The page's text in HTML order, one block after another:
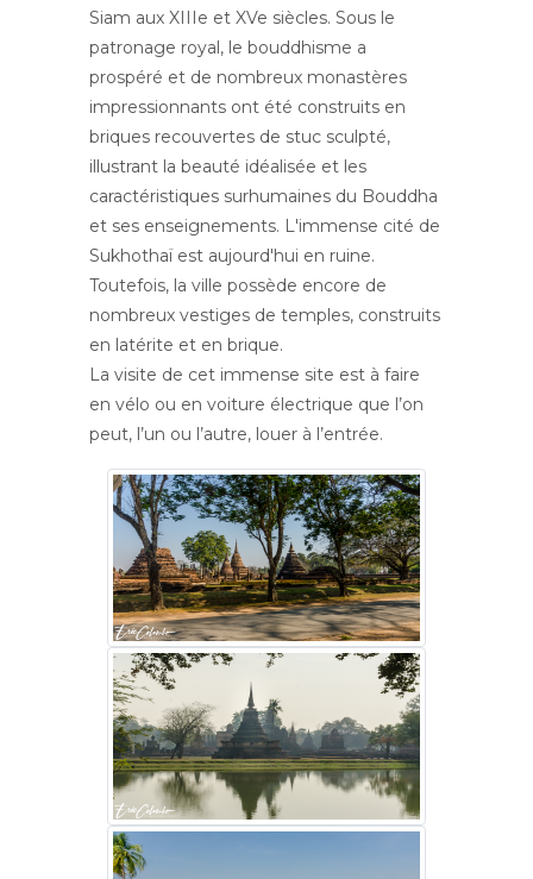
Siam aux XIIIe et XVe siècles. Sous le
patronage royal, le bouddhisme a
prospéré et de nombreux monastères
impressionnants ont été construits en
briques recouvertes de stuc sculpté,
illustrant la beauté idéalisée et les
caractéristiques surhumaines du Bouddha
et ses enseignements. L'immense cité de
Sukhothaï est aujourd'hui en ruine.
Toutefois, la ville possède encore de
nombreux vestiges de temples, construits
en latérite et en brique.
La visite de cet immense site est à faire
en vélo ou en voiture électrique que l’on
peut, l’un ou l’autre, louer à l’entrée.